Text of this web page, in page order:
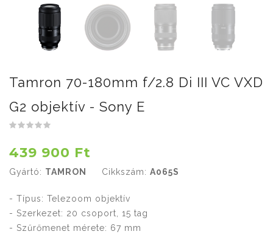
Tamron 70-180mm f/2.8 Di III VC VXD
G2 objektív - Sony E
439 900 Ft
Gyártó: TAMRON Cikkszám: A065S
- Típus: Telezoom objektív
- Szerkezet: 20 csoport, 15 tag
- Szűrőmenet mérete: 67 mm